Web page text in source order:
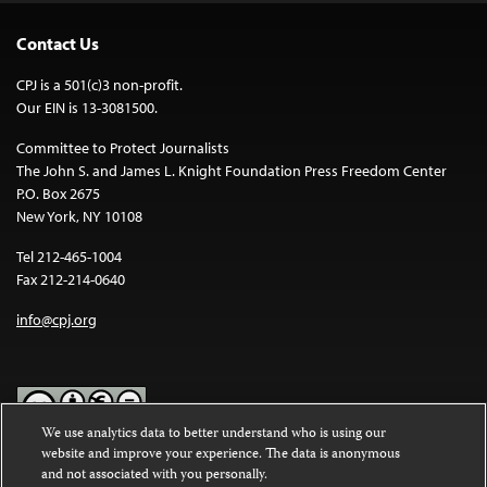
Contact Us
CPJ is a 501(c)3 non-profit.
Our EIN is 13-3081500.
Committee to Protect Journalists
The John S. and James L. Knight Foundation Press Freedom Center
P.O. Box 2675
New York, NY 10108
Tel 212-465-1004
Fax 212-214-0640
info@cpj.org
Except where noted, text on this website is licensed under a
Commons Attribution-NonCommercial-NoDerivatives 4.0
We use analytics data to better understand who is using our
website and improve your experience. The data is anonymous
and not associated with you personally.